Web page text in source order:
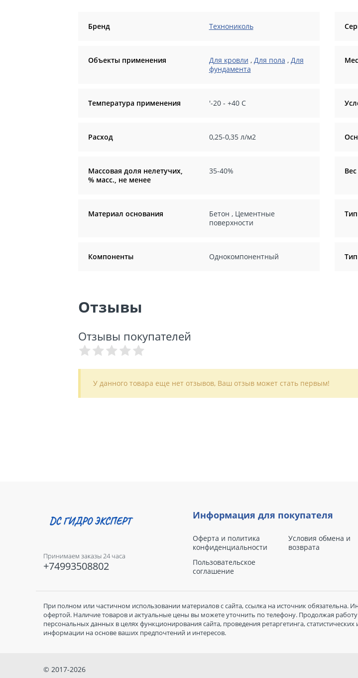
Бренд Технониколь
Объекты применения Для кровли , Для пола , Для
фундамента
Температура применения '-20 - +40 C
Расход 0,25-0,35 л/м2
Массовая доля нелетучих,
% масс., не менее
35-40%
Материал основания Бетон , Цементные
поверхности
Компоненты Однокомпонентный
Отзывы
Отзывы покупателей
У данного товара еще нет отзывов, Ваш отзыв может стать первым!
Принимаем заказы 24 часа
+74993508802
Информация для покупателя
Оферта и политика
конфиденциальности
Пользовательское
соглашение
Условия обмена и
возврата
При полном или частичном использовании материалов с сайта, ссылка на источник обязательна.
офертой. Наличие товаров и актуальные цены вы можете уточнить по телефону. Продолжая
персональных данных в целях функционирования сайта, проведения ретаргетинга,
информации на основе ваших предпочтений и интересов.
© 2017-2026